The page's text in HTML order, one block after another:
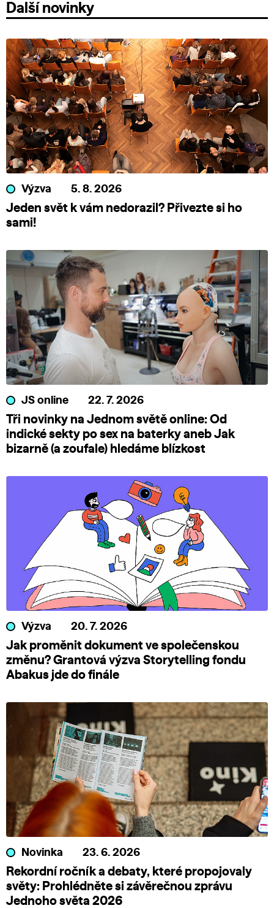
Další novinky
Výzva 5. 8. 2026
Jeden svět k vám nedorazil? Přivezte si ho
sami!
JS online 22. 7. 2026
Tři novinky na Jednom světě online: Od
indické sekty po sex na baterky aneb Jak
bizarně (a zoufale) hledáme blízkost
Výzva 20. 7. 2026
Jak proměnit dokument ve společenskou
změnu? Grantová výzva Storytelling fondu
Abakus jde do finále
Novinka 23. 6. 2026
Rekordní ročník a debaty, které propojovaly
světy: Prohlédněte si závěrečnou zprávu
Jednoho světa 2026